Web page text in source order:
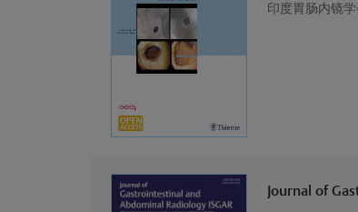
印度胃肠内镜学
Journal of